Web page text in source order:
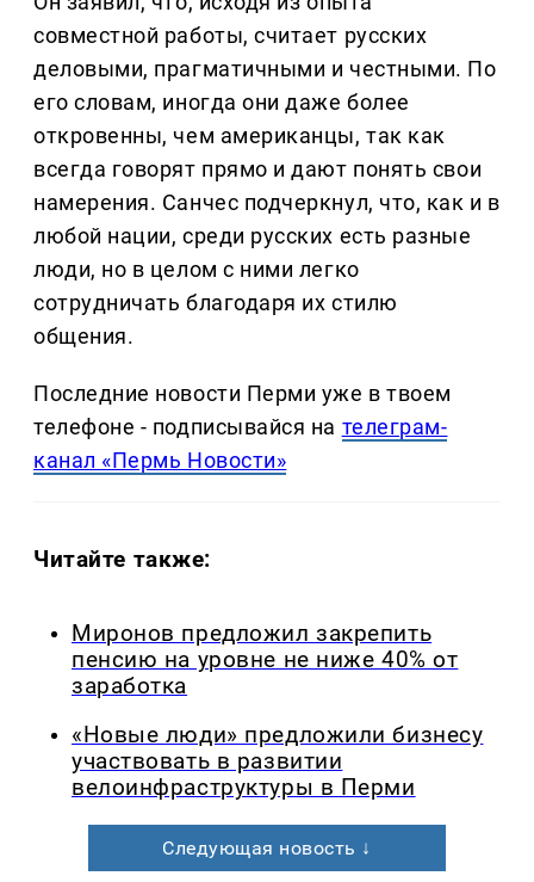
совместной работы, считает русских
деловыми, прагматичными и честными. По
его словам, иногда они даже более
откровенны, чем американцы, так как
всегда говорят прямо и дают понять свои
намерения. Санчес подчеркнул, что, как и в
любой нации, среди русских есть разные
люди, но в целом с ними легко
сотрудничать благодаря их стилю
общения.
Последние новости Перми уже в твоем
телефоне - подписывайся на телеграм-
канал «Пермь Новости»
Читайте также:
Миронов предложил закрепить
пенсию на уровне не ниже 40% от
заработка
«Новые люди» предложили бизнесу
участвовать в развитии
велоинфраструктуры в Перми
Следующая новость ↓